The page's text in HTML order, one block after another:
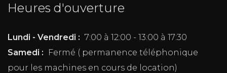
Heures d'ouverture
Lundi - Vendredi : 7:00 à 12:00 - 13:00 à 17:30
Samedi :
Fermé ( permanence téléphonique
pour les machines en cours de location)